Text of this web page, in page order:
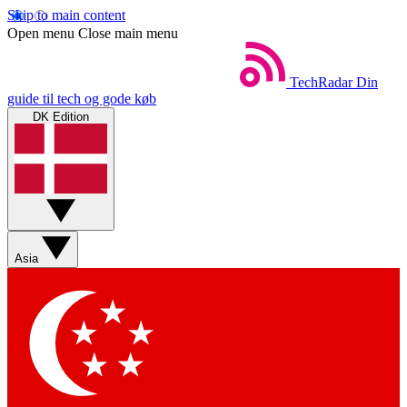
Skip to main content
Open menu Close main menu
TechRadar Din
guide til tech og gode køb
DK Edition
Asia